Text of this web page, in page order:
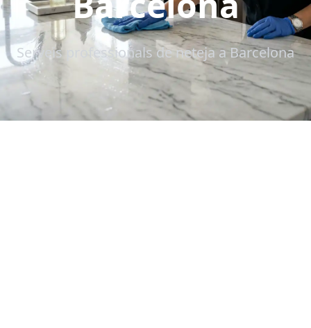
Serveis professionals de neteja a Barcelona